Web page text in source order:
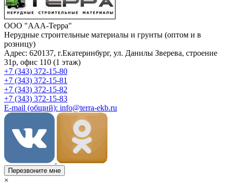
ООО "ААА-Терра"
Нерудные строительные материалы и грунты (оптом и в
розницу)
Адрес: 620137, г.Екатеринбург, ул. Данилы Зверева, строение
31р, офис 110 (1 этаж)
+7 (343) 372-15-80
+7 (343) 372-15-81
+7 (343) 372-15-82
+7 (343) 372-15-83
E-mail (общий): info@terra-ekb.ru
Перезвоните мне
×